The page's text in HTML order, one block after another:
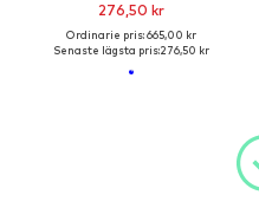
276,50 kr
Ordinarie pris: 665,00 kr
Senaste lägsta pris:276,50 kr